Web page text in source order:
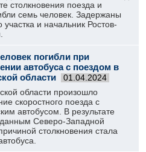
столкновения поезда и
семь человек. Задержаны
и начальник Ростов-
погибли при
автобуса с поездом в
области
01.04.2024
области произошло
скоростного поезда с
автобусом. В результате
Северо-Западной
столкновения стала